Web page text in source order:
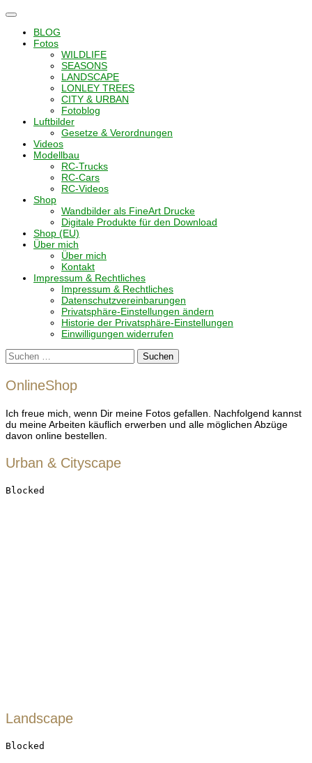
Navigation
umschalten
BLOG
Fotos
WILDLIFE
SEASONS
LANDSCAPE
LONLEY TREES
CITY & URBAN
Fotoblog
Luftbilder
Gesetze & Verordnungen
Videos
Modellbau
RC-Trucks
RC-Cars
RC-Videos
Shop
Wandbilder als FineArt Drucke
Digitale Produkte für den Download
Shop (EU)
Über mich
Über mich
Kontakt
Impressum & Rechtliches
Impressum & Rechtliches
Datenschutzvereinbarungen
Privatsphäre-Einstellungen ändern
Historie der Privatsphäre-Einstellungen
Einwilligungen widerrufen
Suchen
nach:
OnlineShop
Ich freue mich, wenn Dir meine Fotos gefallen. Nachfolgend kannst
du meine Arbeiten käuflich erwerben und alle möglichen Abzüge
davon online bestellen.
Urban & Cityscape
Landscape